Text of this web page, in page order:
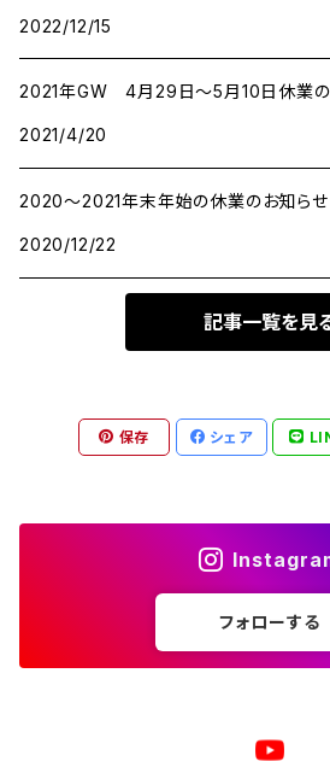
2022/12/15
2021年GW 4月29日～5月10日休業の
2021/4/20
2020～2021年末年始の休業のお知らせ
2020/12/22
記事一覧を見
保存 シェア
フォローする